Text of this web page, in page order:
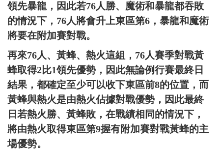
領先暴龍，因此若76人勝、魔術和暴龍都吞敗
的情況下，76人將會升上東區第6，暴龍和魔術
將要在附加賽對戰。
再來76人、黃蜂、熱火這組，76人賽季對戰黃
蜂取得2比1領先優勢，因此無論例行賽最終日
結果，都確定至少可以收下東區前8的位置，而
黃蜂與熱火是由熱火佔據對戰優勢，因此最終
日若熱火勝、黃蜂敗，在戰績相同的情況下，
將由熱火取得東區第9握有附加賽對戰黃蜂的主
場優勢。